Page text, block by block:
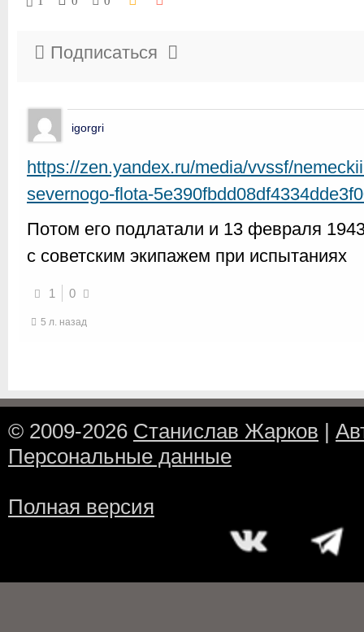
Подписаться
igorgri
https://zen.yandex.ru/media/vvssf/
severnogo-flota-
Потом его подлатали и 13 февраля
с советским экипажем при испытаниях
1 0
5 л. назад
© 2009-2026 Станислав Жарков |
Персональные данные
Полная версия